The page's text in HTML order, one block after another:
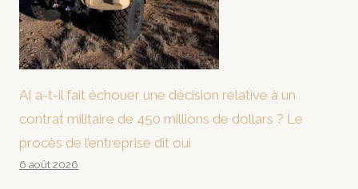
AI a-t-il fait échouer une décision relative à un
contrat militaire de 450 millions de dollars ? Le
procès de l’entreprise dit oui
6 août 2026